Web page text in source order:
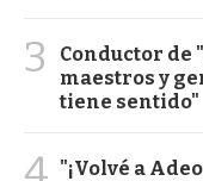
3
Conductor de
maestros y
tiene sentido"
"¡Volvé a